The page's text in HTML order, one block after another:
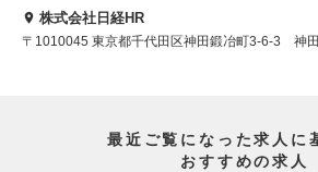
株式会社日経HR
〒1010045 東京都千代田区神田鍛冶町3-6-3 神
最近ご覧になった求人に
おすすめの求人